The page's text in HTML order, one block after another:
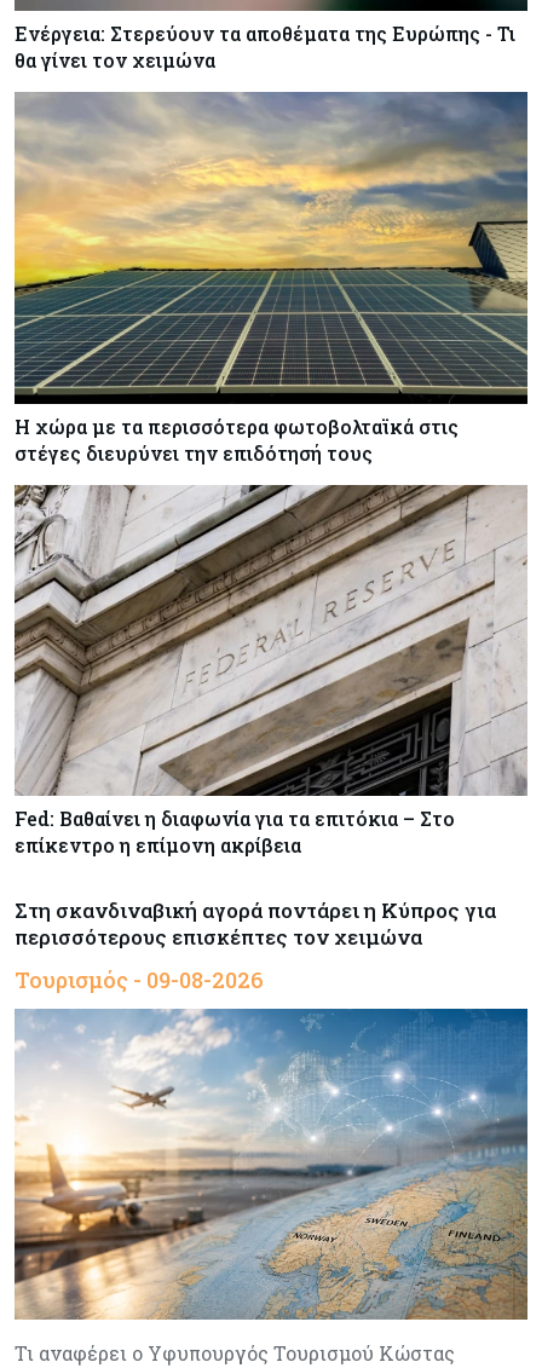
Ενέργεια: Στερεύουν τα αποθέματα της Ευρώπης - Τι
θα γίνει τον χειμώνα
Η χώρα με τα περισσότερα φωτοβολταϊκά στις
στέγες διευρύνει την επιδότησή τους
Fed: Βαθαίνει η διαφωνία για τα επιτόκια – Στο
επίκεντρο η επίμονη ακρίβεια
Στη σκανδιναβική αγορά ποντάρει η Κύπρος για
περισσότερους επισκέπτες τον χειμώνα
Τουρισμός - 09-08-2026
Τι αναφέρει ο Υφυπουργός Τουρισμού Κώστας